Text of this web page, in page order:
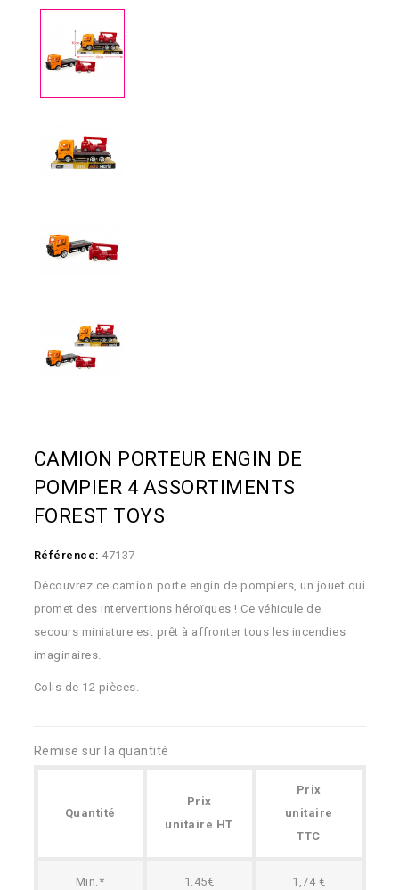
CAMION PORTEUR ENGIN DE
POMPIER 4 ASSORTIMENTS
FOREST TOYS
Référence: 47137
Découvrez ce camion porte engin de pompiers, un jouet qui
promet des interventions héroïques ! Ce véhicule de
secours miniature est prêt à affronter tous les incendies
imaginaires.
Colis de 12 pièces.
Remise sur la quantité
Quantité
Prix
unitaire HT
Prix
unitaire
TTC
Min.* 1.45€ 1,74 €